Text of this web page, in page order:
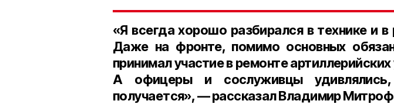
«Я всегда хорошо разбирался в технике и
Даже на фронте, помимо основных
принимал участие в ремонте
А офицеры и сослуживцы
получается», — рассказал Владимир